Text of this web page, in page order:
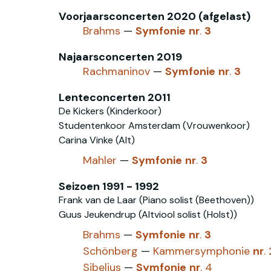
Voorjaarsconcerten 2020 (afgelast)
Brahms — Symfonie nr. 3
Najaarsconcerten 2019
Rachmaninov — Symfonie nr. 3
Lenteconcerten 2011
De Kickers (Kinderkoor)
Studentenkoor Amsterdam (Vrouwenkoor)
Carina Vinke (Alt)
Mahler — Symfonie nr. 3
Seizoen 1991 - 1992
Frank van de Laar (Piano solist (Beethoven))
Guus Jeukendrup (Altviool solist (Holst))
Brahms — Symfonie nr. 3
Schönberg — Kammersymphonie nr.
Sibelius — Symfonie nr. 4